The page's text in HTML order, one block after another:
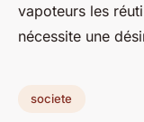
vapoteurs les
nécessite une
societe